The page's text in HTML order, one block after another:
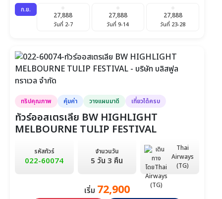
ก.ย.
27,888
วันที่ 2-7
27,888
วันที่ 9-14
27,888
วันที่ 23-28
ทริปคุณภาพ คุ้มค่า วางแผนมาดี เที่ยวได้ครบ
ทัวร์ออสเตรเลีย BW HIGHLIGHT
MELBOURNE TULIP FESTIVAL
รหัสทัวร์
022-60074
จำนวนวัน
5 วัน 3 คืน
Thai
Airways
(TG)
เริ่ม 72,900